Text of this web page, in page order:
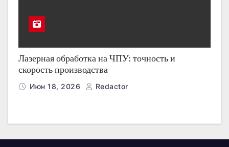
Лазерная обработка на ЧПУ: точность и
скорость производства
Июн 18, 2026 Redactor